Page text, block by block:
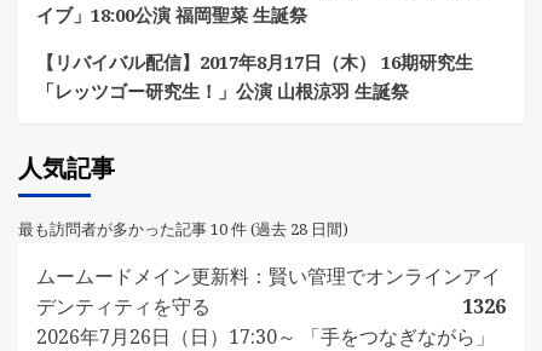
イブ」18:00公演 福岡聖菜 生誕祭
【リバイバル配信】2017年8月17日（木） 16期研究生
「レッツゴー研究生！」公演 山根涼羽 生誕祭
人気記事
最も訪問者が多かった記事 10 件 (過去 28 日間)
ムームードメイン更新料：賢い管理でオンラインアイ
デンティティを守る
1326
2026年7月26日（日）17:30～ 「手をつなぎながら」